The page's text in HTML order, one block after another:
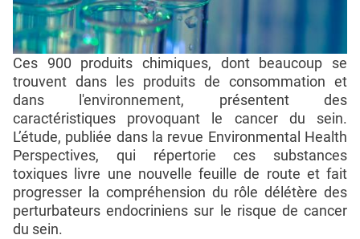
Ces 900 produits chimiques, dont beaucoup se
trouvent dans les produits de consommation et
dans l'environnement, présentent des
caractéristiques provoquant le cancer du sein.
L’étude, publiée dans la revue Environmental Health
Perspectives, qui répertorie ces substances
toxiques livre une nouvelle feuille de route et fait
progresser la compréhension du rôle délétère des
perturbateurs endocriniens sur le risque de cancer
du sein.